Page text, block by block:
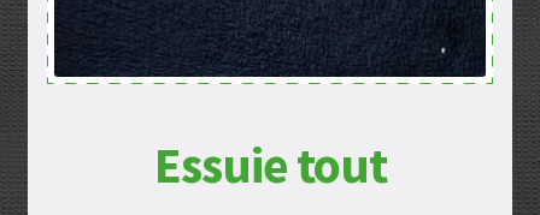
Essuie tout